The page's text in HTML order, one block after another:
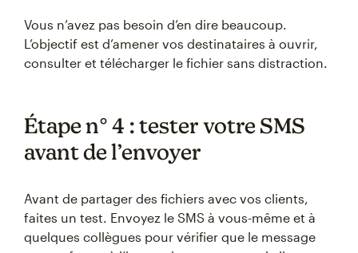
Vous n’avez pas besoin d’en dire beaucoup.
L’objectif est d’amener vos destinataires à ouvrir,
consulter et télécharger le fichier sans distraction.
Étape n° 4 : tester votre SMS
avant de l’envoyer
Avant de partager des fichiers avec vos clients,
faites un test. Envoyez le SMS à vous-même et à
quelques collègues pour vérifier que le message